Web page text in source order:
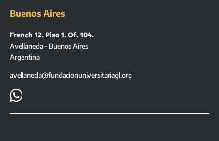
Buenos Aires
French 12. Piso 1. Of. 104.
Avellaneda – Buenos Aires
Argentina
avellaneda@fundacionuniversitariagl.org
